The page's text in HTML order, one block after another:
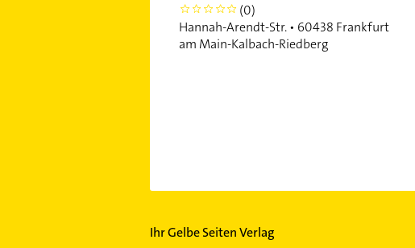
0
(0)
Hannah-Arendt-Str. • 60438 Frankfurt
am Main-Kalbach-Riedberg
Ihr Gelbe Seiten Verlag